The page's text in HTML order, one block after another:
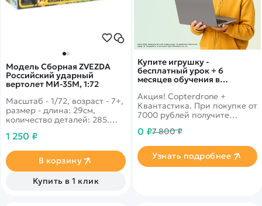
Купите игрушку -
бесплатный урок + 6
месяцев обучения в
Акция! Copterdrone +
Квантастика. При покупке от
7000 рублей получите
нашего партнера
0 ₽7 800 ₽
Узнать подробнее
Модель Сборная ZVEZDA
Российский ударный
вертолет МИ-35М, 1:72
Масштаб - 1/72, возраст - 7+,
размер - длина: 29см,
количество деталей: 285.
вертолёт, отличается
боевым арсеналом, более
высокой точностью.
Явлёяется продолжением
МИ-24.
1 250 ₽
В корзину
Купить в 1 клик